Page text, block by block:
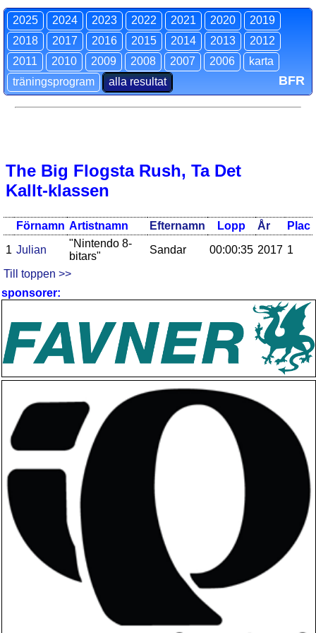
2025 2024 2023 2022 2021 2020
2019
2018
2017 2016 2015 2014 2013
2012
2011
2010 2009 2008 2007 2006
karta
träningsprogram
alla resultat BFR
The Big Flogsta Rush, Ta Det
Kallt-klassen
Förnamn Artistnamn Efternamn Lopp År
Plac
1 Julian
"Nintendo 8-
bitars"
Sandar 00:00:35 2017 1
Till toppen >>
sponsorer: